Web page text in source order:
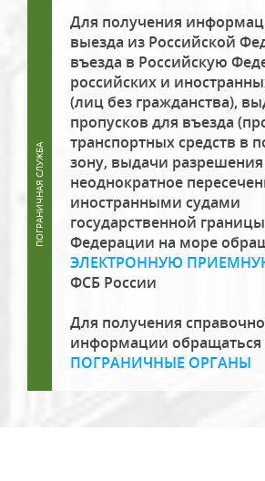
Для получения
выезда из Российской
въезда в Российскую
российских и
(лиц без гражданства),
пропусков для въезда
транспортных средств в
зону, выдачи разрешения
неоднократное
иностранными судами
государственной
Федерации на море
ЭЛЕКТРОННУЮ
ФСБ России
Для получения
информации обращаться
ПОГРАНИЧНЫЕ ОРГАНЫ